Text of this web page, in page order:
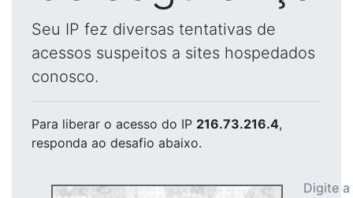
Seu IP fez diversas tentativas de
acessos suspeitos a sites hospedados
conosco.
Para liberar o acesso do IP 216.73.216.4,
responda ao desafio abaixo.
Digite